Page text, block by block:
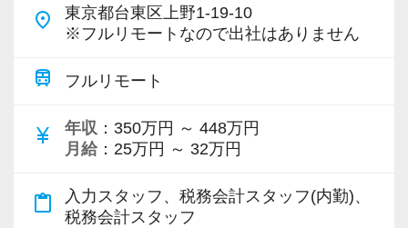
・組織力強化に向けた採用
Q. 当事務所を選んだ理由は？
A. 幅広い業務を経験できる点に魅力を感じ、入
所を決めました。
place
東京都台東区上野1-19-10
※フルリモートなので出社はありません
train フルリモート
currency_yen 年収 ：350万円 ～ 448万円
月給 ：25万円 ～ 32万円
content_paste
入力スタッフ、税務会計スタッフ(内勤)、
税務会計スタッフ